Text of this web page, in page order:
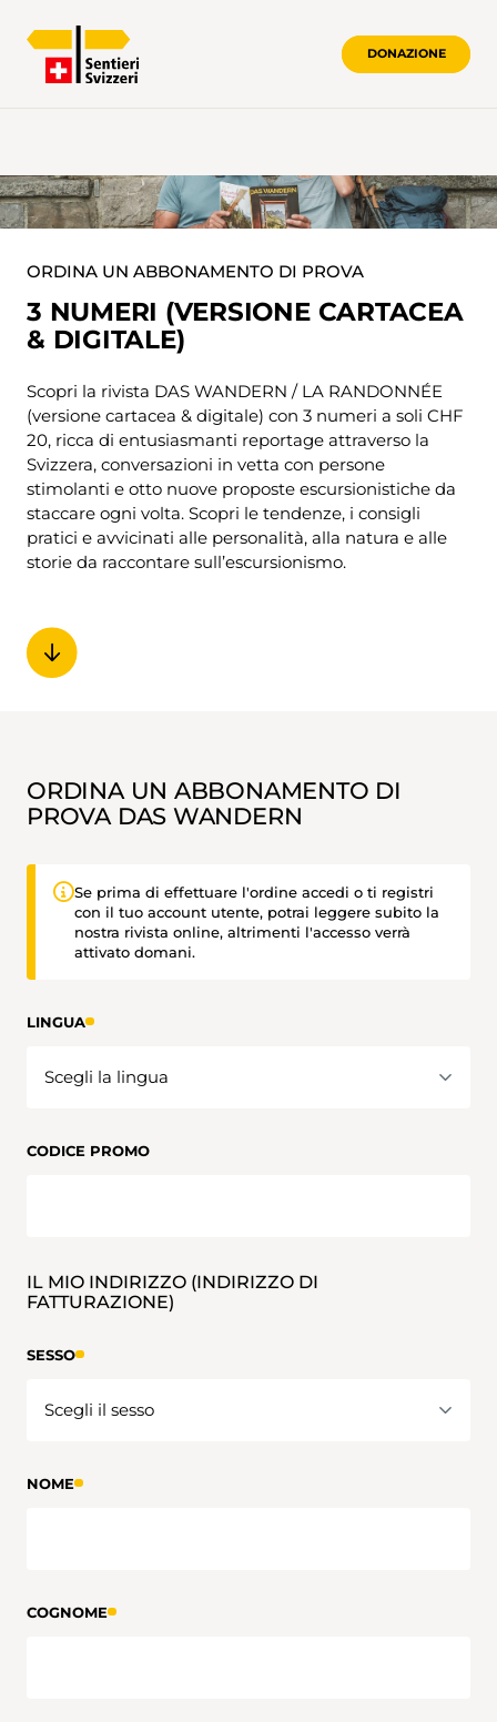
DONAZIONE
ORDINA UN ABBONAMENTO DI PROVA
3 NUMERI (VERSIONE CARTACEA
& DIGITALE)
Scopri la rivista DAS WANDERN / LA RANDONNÉE
(versione cartacea & digitale) con 3 numeri a soli CHF
20, ricca di entusiasmanti reportage attraverso la
Svizzera, conversazioni in vetta con persone
stimolanti e otto nuove proposte escursionistiche da
staccare ogni volta. Scopri le tendenze, i consigli
pratici e avvicinati alle personalità, alla natura e alle
storie da raccontare sull’escursionismo.
ORDINA UN ABBONAMENTO DI
PROVA DAS WANDERN
Se prima di effettuare l'ordine accedi o ti registri
con il tuo account utente, potrai leggere subito la
nostra rivista online, altrimenti l'accesso verrà
attivato domani.
LINGUA
CODICE PROMO
IL MIO INDIRIZZO (INDIRIZZO DI
FATTURAZIONE)
SESSO
NOME
COGNOME